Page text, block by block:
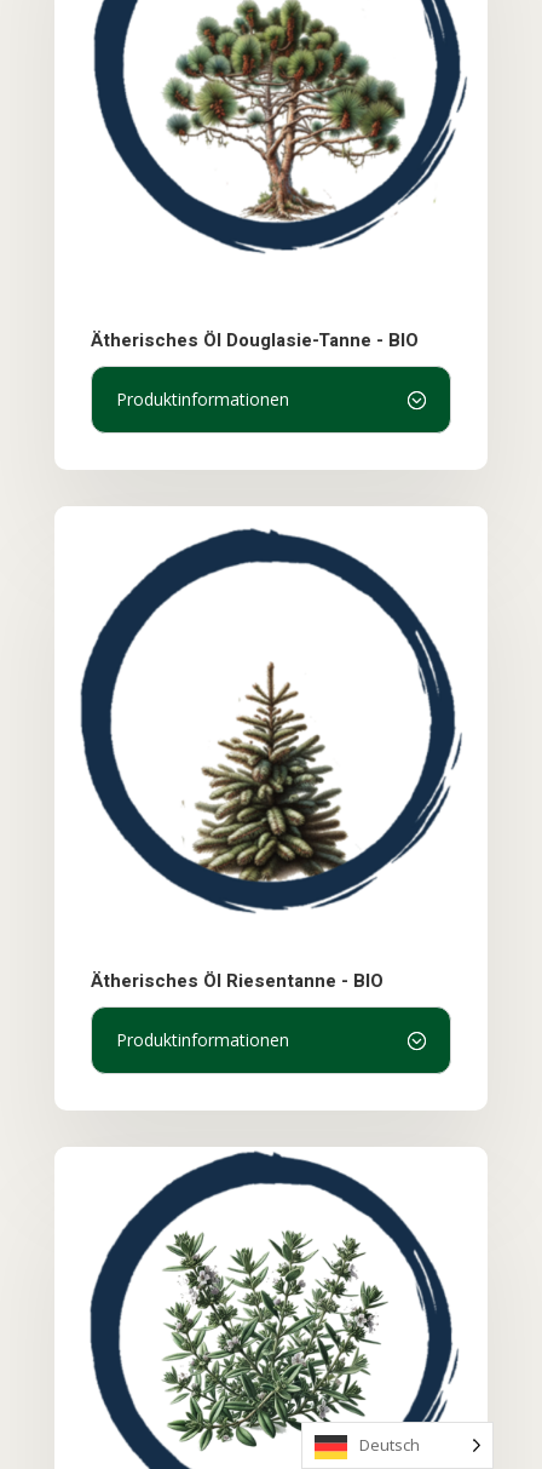
Ätherisches Öl Douglasie-Tanne - BIO
Produktinformationen
Ätherisches Öl Riesentanne - BIO
Produktinformationen
Deutsch